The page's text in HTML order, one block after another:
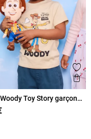
Toy Story garçon